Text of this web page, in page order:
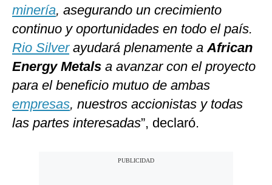
minería, asegurando un crecimiento
continuo y oportunidades en todo el país.
Rio Silverayudará plenamente aAfrican
Energy Metals a avanzar con el proyecto
para el beneficio mutuo de ambas
empresas, nuestros accionistas y todas
las partes interesadas”, declaró.